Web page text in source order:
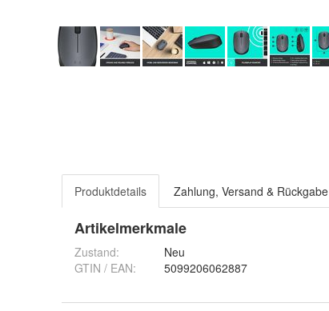
Produktdetails Zahlung, Versand & Rückgabe
Artikelmerkmale
Zustand:
Neu
GTIN / EAN:
5099206062887